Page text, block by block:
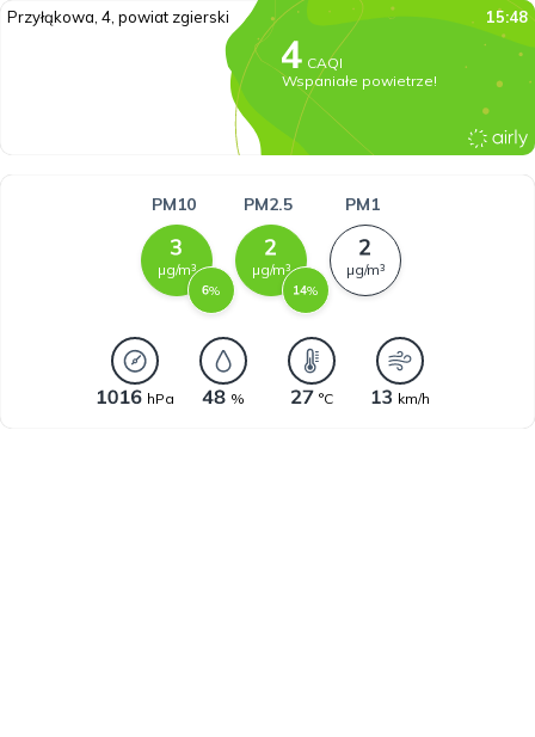
Przyłąkowa, 4, powiat zgierski 15:48
CAQI
Wspaniałe powietrze!
PM10
µg/m³
%
PM2.5
µg/m³
%
PM1
µg/m³
hPa % °C km/h